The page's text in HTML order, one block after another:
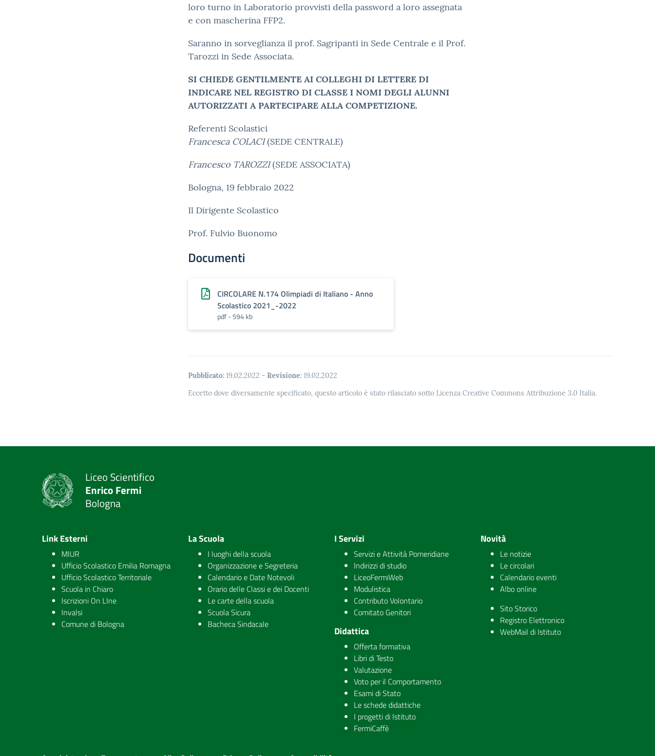
loro turno in Laboratorio provvisti della password a loro assegnata
e con mascherina FFP2.
Saranno in sorveglianza il prof. Sagripanti in Sede Centrale e il Prof.
Tarozzi in Sede Associata.
SI CHIEDE GENTILMENTE AI COLLEGHI DI LETTERE DI
INDICARE NEL REGISTRO DI CLASSE I NOMI DEGLI ALUNNI
AUTORIZZATI A PARTECIPARE ALLA COMPETIZIONE.
Referenti Scolastici
Francesca COLACI(SEDE CENTRALE)
Francesco TAROZZI(SEDE ASSOCIATA)
Bologna, 19 febbraio 2022
Il Dirigente Scolastico
Prof. Fulvio Buonomo
Documenti
CIRCOLARE N.174 Olimpiadi di Italiano - Anno
Scolastico 2021_-2022
pdf - 594 kb
Pubblicato: 19.02.2022 - Revisione: 19.02.2022
Eccetto dove diversamente specificato, questo articolo è stato rilasciato sotto Licenza Creative Commons Attribuzione 3.0 Italia.
Liceo Scientifico
Enrico Fermi
Bologna
Link Esterni
MIUR
Ufficio Scolastico Emilia Romagna
Ufficio Scolastico Territoriale
Scuola in Chiaro
Iscrizioni On LIne
Invalsi
Comune di Bologna
La Scuola
I luoghi della scuola
Organizzazione e Segreteria
Calendario e Date Notevoli
Orario delle Classi e dei Docenti
Le carte della scuola
Scuola Sicura
Bacheca Sindacale
I Servizi
Servizi e Attività Pomeridiane
Indirizzi di studio
LiceoFermiWeb
Modulistica
Contributo Volontario
Comitato Genitori
Didattica
Offerta formativa
Libri di Testo
Valutazione
Voto per il Comportamento
Esami di Stato
Le schede didattiche
I progetti di Istituto
FermiCaffè
Novità
Le notizie
Le circolari
Calendario eventi
Albo online
Sito Storico
Registro Elettronico
WebMail di Istituto